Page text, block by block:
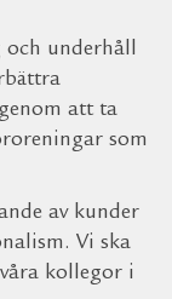
och underhåll
att ta
som
av kunder
Vi ska
kollegor i